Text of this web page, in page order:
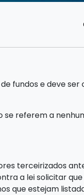
fundos e deve ser
se referem a
terceirizados
a lei solicitar que
que estejam